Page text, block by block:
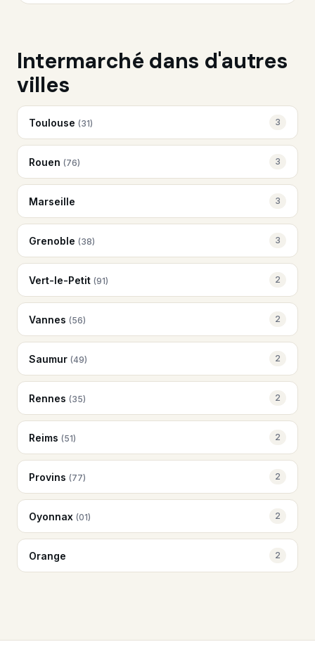
Intermarché dans d'autres
villes
Toulouse (31) 3
Rouen (76) 3
Marseille 3
Grenoble (38) 3
Vert-le-Petit (91) 2
Vannes (56) 2
Saumur (49) 2
Rennes (35) 2
Reims (51) 2
Provins (77) 2
Oyonnax (01) 2
Orange 2